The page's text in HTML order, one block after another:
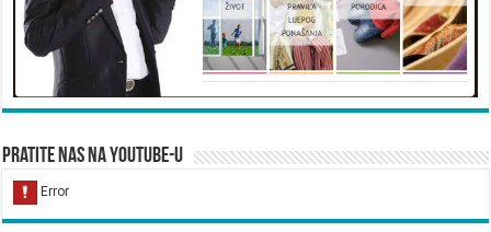
Pratite nas na YouTube-u